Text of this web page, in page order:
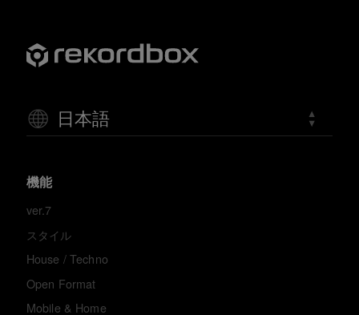
日本語
機能
ver.7
スタイル
House / Techno
Open Format
Mobile & Home